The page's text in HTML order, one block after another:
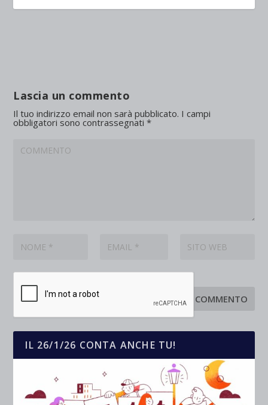
Lascia un commento
Il tuo indirizzo email non sarà pubblicato. I campi
obbligatori sono contrassegnati*
IL 26/1/26 CONTA ANCHE TU!